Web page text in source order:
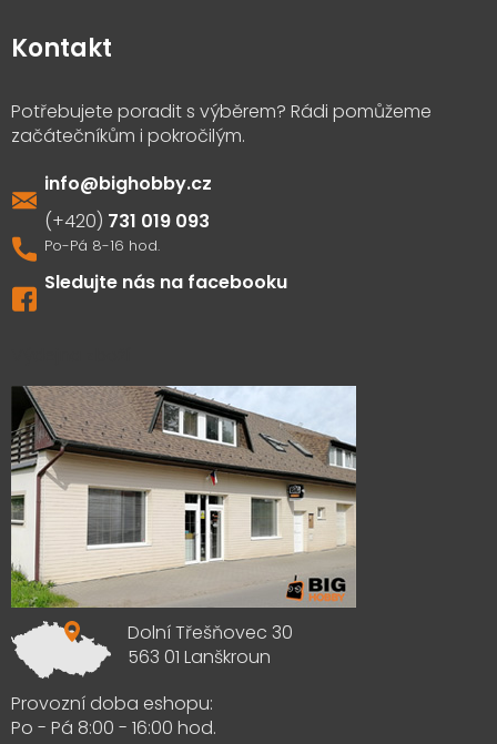
Kontakt
info@bighobby.cz
731 019 093
Sledujte nás na facebooku
Dolní Třešňovec 30
563 01 Lanškroun
Provozní doba eshopu:
Po - Pá 8:00 - 16:00 hod.